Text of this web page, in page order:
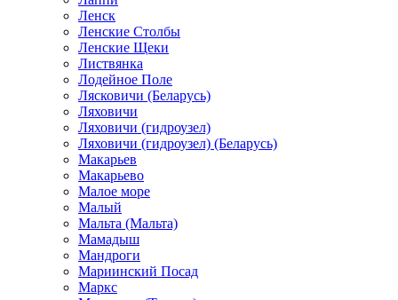
Ленск
Ленские Столбы
Ленские Щеки
Листвянка
Лодейное Поле
Лясковичи (Беларусь)
Ляховичи
Ляховичи (гидроузел)
Ляховичи (гидроузел) (Беларусь)
Макарьев
Макарьево
Малое море
Малый
Мальта (Мальта)
Мамадыш
Мандроги
Мариинский Посад
Маркс